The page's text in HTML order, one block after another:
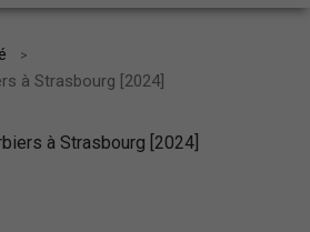
à Strasbourg [2024]